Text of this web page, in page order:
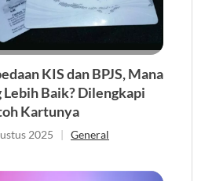
KIS dan BPJS, Mana
Lebih Baik? Dilengkapi
Kartunya
2025 | General